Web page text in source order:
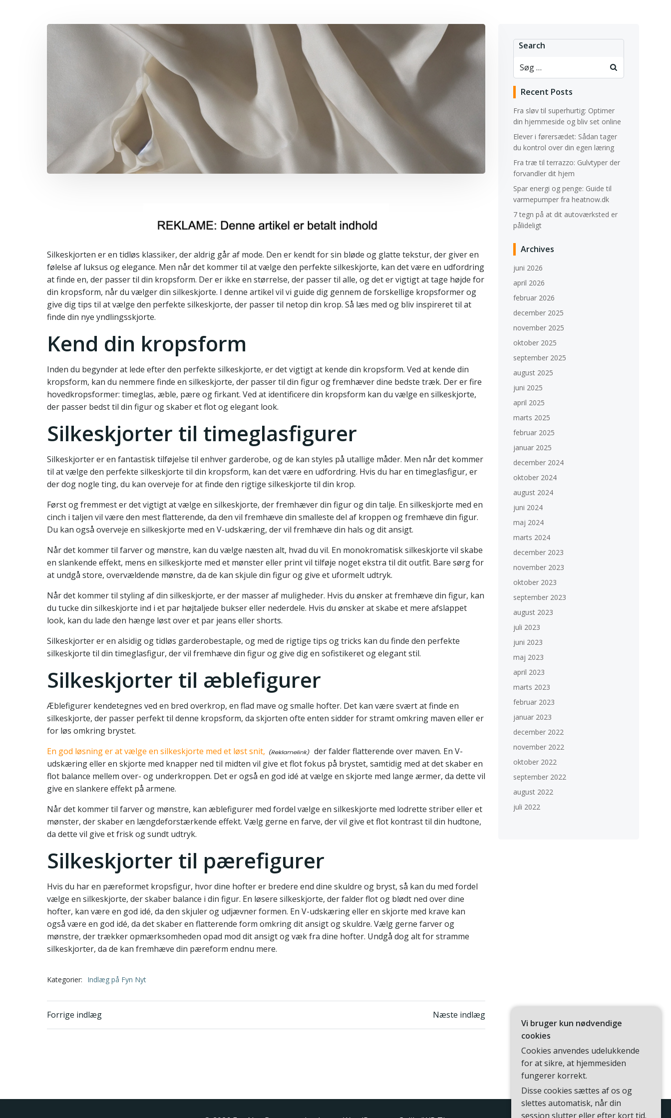
Silkeskjorten er en tidløs klassiker, der aldrig går af mode. Den er kendt for sin bløde og glatte tekstur, der giver en
følelse af luksus og elegance. Men når det kommer til at vælge den perfekte silkeskjorte, kan det være en udfordring
at finde en, der passer til din kropsform. Der er ikke en størrelse, der passer til alle, og det er vigtigt at tage højde for
din kropsform, når du vælger din silkeskjorte. I denne artikel vil vi guide dig gennem de forskellige kropsformer og
give dig tips til at vælge den perfekte silkeskjorte, der passer til netop din krop. Så læs med og bliv inspireret til at
finde din nye yndlingsskjorte.
Kend din kropsform
Inden du begynder at lede efter den perfekte silkeskjorte, er det vigtigt at kende din kropsform. Ved at kende din
kropsform, kan du nemmere finde en silkeskjorte, der passer til din figur og fremhæver dine bedste træk. Der er fire
hovedkropsformer: timeglas, æble, pære og firkant. Ved at identificere din kropsform kan du vælge en silkeskjorte,
der passer bedst til din figur og skaber et flot og elegant look.
Silkeskjorter til timeglasfigurer
Silkeskjorter er en fantastisk tilføjelse til enhver garderobe, og de kan styles på utallige måder. Men når det kommer
til at vælge den perfekte silkeskjorte til din kropsform, kan det være en udfordring. Hvis du har en timeglasfigur, er
der dog nogle ting, du kan overveje for at finde den rigtige silkeskjorte til din krop.
Først og fremmest er det vigtigt at vælge en silkeskjorte, der fremhæver din figur og din talje. En silkeskjorte med en
cinch i taljen vil være den mest flatterende, da den vil fremhæve din smalleste del af kroppen og fremhæve din figur.
Du kan også overveje en silkeskjorte med en V-udskæring, der vil fremhæve din hals og dit ansigt.
Når det kommer til farver og mønstre, kan du vælge næsten alt, hvad du vil. En monokromatisk silkeskjorte vil skabe
en slankende effekt, mens en silkeskjorte med et mønster eller print vil tilføje noget ekstra til dit outfit. Bare sørg for
at undgå store, overvældende mønstre, da de kan skjule din figur og give et uformelt udtryk.
Når det kommer til styling af din silkeskjorte, er der masser af muligheder. Hvis du ønsker at fremhæve din figur, kan
du tucke din silkeskjorte ind i et par højtaljede bukser eller nederdele. Hvis du ønsker at skabe et mere afslappet
look, kan du lade den hænge løst over et par jeans eller shorts.
Silkeskjorter er en alsidig og tidløs garderobestaple, og med de rigtige tips og tricks kan du finde den perfekte
silkeskjorte til din timeglasfigur, der vil fremhæve din figur og give dig en sofistikeret og elegant stil.
Silkeskjorter til æblefigurer
Æblefigurer kendetegnes ved en bred overkrop, en flad mave og smalle hofter. Det kan være svært at finde en
silkeskjorte, der passer perfekt til denne kropsform, da skjorten ofte enten sidder for stramt omkring maven eller er
for løs omkring brystet.
En god løsning er at vælge en silkeskjorte med et løst snit,
der falder flatterende over maven. En V-
udskæring eller en skjorte med knapper ned til midten vil give et flot fokus på brystet, samtidig med at det skaber en
flot balance mellem over- og underkroppen. Det er også en god idé at vælge en skjorte med lange ærmer, da dette vil
give en slankere effekt på armene.
Når det kommer til farver og mønstre, kan æblefigurer med fordel vælge en silkeskjorte med lodrette striber eller et
mønster, der skaber en længdeforstærkende effekt. Vælg gerne en farve, der vil give et flot kontrast til din hudtone,
da dette vil give et frisk og sundt udtryk.
Silkeskjorter til pærefigurer
Hvis du har en pæreformet kropsfigur, hvor dine hofter er bredere end dine skuldre og bryst, så kan du med fordel
vælge en silkeskjorte, der skaber balance i din figur. En løsere silkeskjorte, der falder flot og blødt ned over dine
hofter, kan være en god idé, da den skjuler og udjævner formen. En V-udskæring eller en skjorte med krave kan
også være en god idé, da det skaber en flatterende form omkring dit ansigt og skuldre. Vælg gerne farver og
mønstre, der trækker opmærksomheden opad mod dit ansigt og væk fra dine hofter. Undgå dog alt for stramme
silkeskjorter, da de kan fremhæve din pæreform endnu mere.
Kategorier: Indlæg på Fyn Nyt
Indlægsnavigation
Forrige indlæg IndlægsnavigationNæste indlæg
Search
Recent Posts
Fra sløv til superhurtig: Optimer
din hjemmeside og bliv set online
Elever i førersædet: Sådan tager
du kontrol over din egen læring
Fra træ til terrazzo: Gulvtyper der
forvandler dit hjem
Spar energi og penge: Guide til
varmepumper fra heatnow.dk
7 tegn på at dit autoværksted er
pålideligt
Archives
juni 2026
april 2026
februar 2026
december 2025
november 2025
oktober 2025
september 2025
august 2025
juni 2025
april 2025
marts 2025
februar 2025
januar 2025
december 2024
oktober 2024
august 2024
juni 2024
maj 2024
marts 2024
december 2023
november 2023
oktober 2023
september 2023
august 2023
juli 2023
juni 2023
maj 2023
april 2023
marts 2023
februar 2023
januar 2023
december 2022
november 2022
oktober 2022
september 2022
august 2022
juli 2022
Vi bruger kun nødvendige
cookies
Cookies anvendes udelukkende
for at sikre, at hjemmesiden
fungerer korrekt.
Disse cookies sættes af os og
slettes automatisk, når din
session slutter eller efter kort tid.